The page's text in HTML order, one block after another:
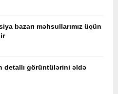
bazarı məhsullarımız üçün
detallı görüntülərini əldə